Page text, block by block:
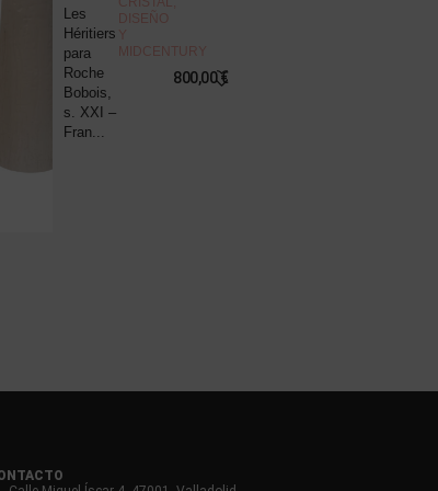
Les
Héritiers
para
Roche
Bobois,
s. XXI –
Fran...
DISEÑO
Y
MIDCENTURY
800,00€